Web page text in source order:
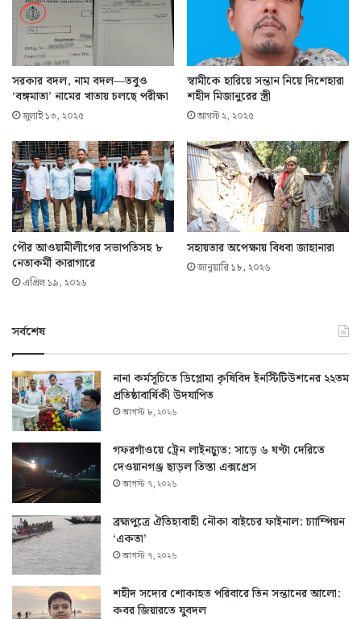
সরকার বদল, নাম বদল—তবুও
‘বঙ্গমাতা’ নামের খাতায় চলছে পরীক্ষা
জুলাই ১৩, ২০২৫
স্বামীকে হারিয়ে সন্তান নিয়ে দিশেহারা
শহীদ মিজানুরের স্ত্রী
আগস্ট ২, ২০২৫
পৌর আওয়ামীলীগের সভাপতিসহ ৮
নেতাকর্মী কারাগারে
এপ্রিল ১৯, ২০২৬
সহায়তার অপেক্ষায় বিধবা জাহানারা
জানুয়ারি ১৮, ২০২৬
সর্বশেষ
নানা কর্মসূচিতে ডিপ্লোমা কৃষিবিদ ইনস্টিটিউশনের ২২তম
প্রতিষ্ঠাবার্ষিকী উদযাপিত
আগস্ট ৮, ২০২৬
গফরগাঁওয়ে ট্রেন লাইনচ্যুত: সাড়ে ৬ ঘণ্টা দেরিতে
দেওয়ানগঞ্জ ছাড়ল তিস্তা এক্সপ্রেস
আগস্ট ৭, ২০২৬
ব্রহ্মপুত্রে ঐতিহ্যবাহী নৌকা বাইচের ফাইনাল: চ্যাম্পিয়ন
‘একতা’
আগস্ট ৭, ২০২৬
শহীদ সদ্যের শোকাহত পরিবারে তিন সন্তানের আলো:
কবর জিয়ারতে যুবদল